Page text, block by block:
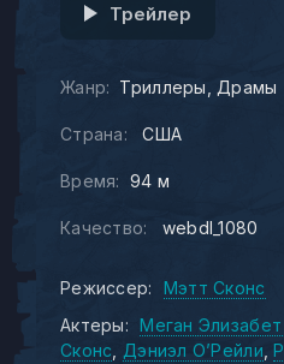
Жанр: Триллеры Драмы
Страна: США
Время: 94 м
Качество: webdl_1080
Трейлер
Режиссер:
Мэтт Сконс
Актеры:
Меган
Сконс
Дэниэл О’Рейли